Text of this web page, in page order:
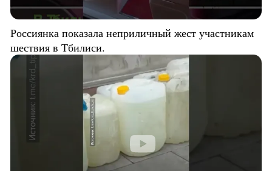
Россиянка показала неприличный жест участникам
шествия в Тбилиси.